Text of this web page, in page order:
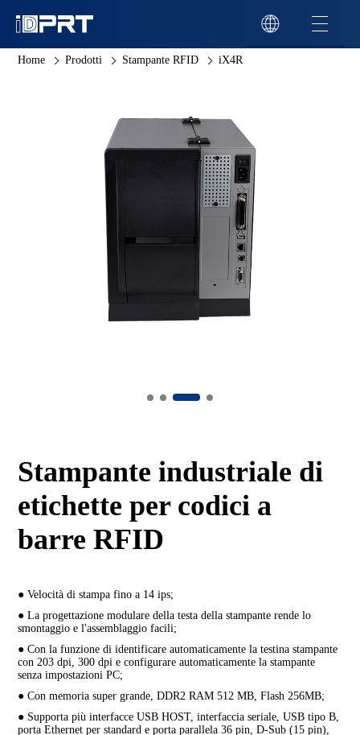
Home Prodotti Stampante RFID iX4R
Stampante industriale di
etichette per codici a
barre RFID
● Velocità di stampa fino a 14 ips;
● La progettazione modulare della testa della stampante rende lo
smontaggio e l'assemblaggio facili;
● Con la funzione di identificare automaticamente la testina stampante
con 203 dpi, 300 dpi e configurare automaticamente la stampante
senza impostazioni PC;
● Con memoria super grande, DDR2 RAM 512 MB, Flash 256MB;
● Supporta più interfacce USB HOST, interfaccia seriale, USB tipo B,
porta Ethernet per standard e porta parallela 36 pin, D-Sub (15 pin),